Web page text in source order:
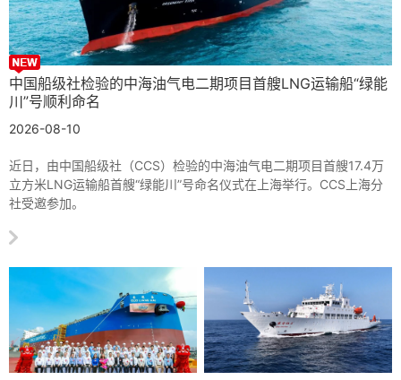
中国船级社检验的中海油气电二期项目首艘LNG运输船“绿能
川”号顺利命名
2026-08-10
近日，由中国船级社（CCS）检验的中海油气电二期项目首艘17.4万
立方米LNG运输船首艘“绿能川”号命名仪式在上海举行。CCS上海分
社受邀参加。